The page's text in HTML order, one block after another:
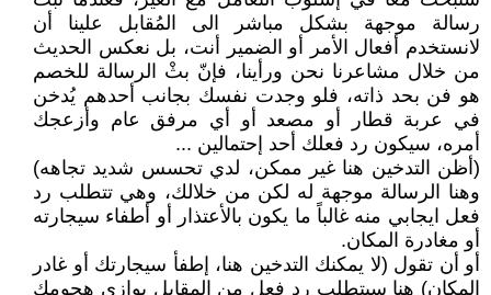
رسالة موجهة بشكل مباشر الى المُقابل علينا أن
لانستخدم أفعال الأمر أو الضمير أنت، بل نعكس الحديث
من خلال مشاعرنا نحن ورأينا، فإنّ بثْ الرسالة للخصم
هو فن بحد ذاته، فلو وجدت نفسك بجانب أحدهم يُدخن
في عربة قطار أو مصعد أو أي مرفق عام وأزعجك
أمره، سيكون رد فعلك أحد إحتمالين ...
(أظن التدخين هنا غير ممكن، لدي تحسس شديد تجاهه)
وهنا الرسالة موجهة له لكن من خلالك، وهي تتطلب رد
فعل ايجابي منه غالباً ما يكون بالأعتذار أو أطفاء سيجارته
أو مغادرة المكان.
أو أن تقول (لا يمكنك التدخين هنا، إطفأ سيجارتك أو غادر
المكان) هنا سيتطلب رد فعل من المقابل يوازي هجومك